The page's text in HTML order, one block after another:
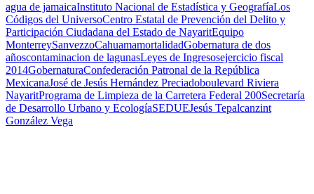
agua de jamaicaInstituto Nacional de Estadística y GeografíaLos
Códigos del UniversoCentro Estatal de Prevención del Delito y
Participación Ciudadana del Estado de NayaritEquipo
MonterreySanvezzoCahuamamortalidadGobernatura de dos
añoscontaminacion de lagunasLeyes de Ingresosejercicio fiscal
2014GobernaturaConfederación Patronal de la República
MexicanaJosé de Jesús Hernández Preciadoboulevard Riviera
NayaritPrograma de Limpieza de la Carretera Federal 200Secretaría
de Desarrollo Urbano y EcologíaSEDUEJesús Tepalcanzint
González Vega